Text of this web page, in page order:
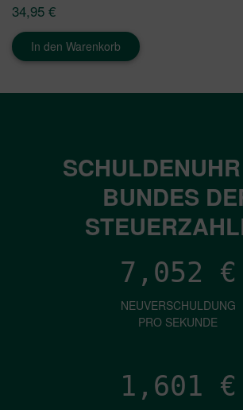
34,95 €
In den Warenkorb
BUNDES
7,052 €
NEUVERSCHULDUNG
PRO SEKUNDE
1,601 €